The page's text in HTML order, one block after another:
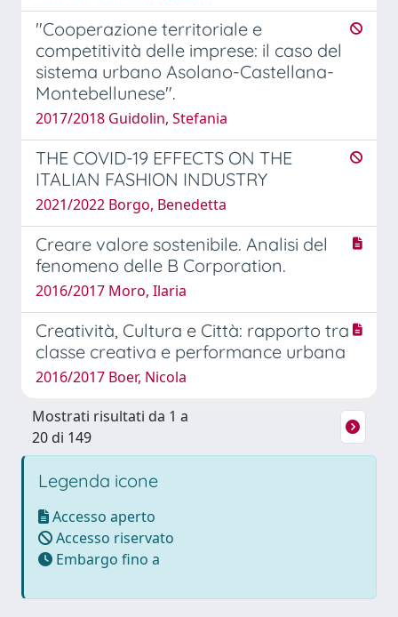
"Cooperazione territoriale e
competitività delle imprese: il caso del
sistema urbano Asolano-Castellana-
Montebellunese".
2017/2018 Guidolin, Stefania
THE COVID-19 EFFECTS ON THE
ITALIAN FASHION INDUSTRY
2021/2022 Borgo, Benedetta
Creare valore sostenibile. Analisi del
fenomeno delle B Corporation.
2016/2017 Moro, Ilaria
Creatività, Cultura e Città: rapporto tra
classe creativa e performance urbana
2016/2017 Boer, Nicola
Mostrati risultati da 1 a
20 di 149
Legenda icone
Accesso aperto
Accesso riservato
Embargo fino a